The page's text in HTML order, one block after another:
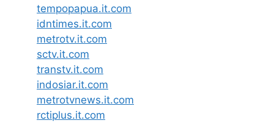
tempopapua.it.com
idntimes.it.com
metrotv.it.com
sctv.it.com
transtv.it.com
indosiar.it.com
metrotvnews.it.com
rctiplus.it.com